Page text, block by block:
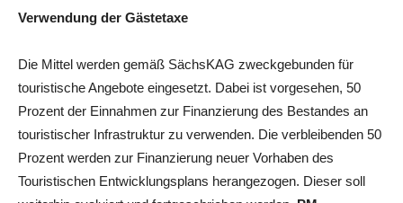
Verwendung der Gästetaxe
Die Mittel werden gemäß SächsKAG zweckgebunden für
touristische Angebote eingesetzt. Dabei ist vorgesehen, 50
Prozent der Einnahmen zur Finanzierung des Bestandes an
touristischer Infrastruktur zu verwenden. Die verbleibenden 50
Prozent werden zur Finanzierung neuer Vorhaben des
Touristischen Entwicklungsplans herangezogen. Dieser soll